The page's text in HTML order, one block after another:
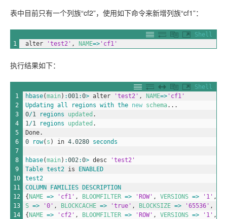
表中目前只有一个列族“cf2”，使用如下命令来新增列族“cf1”：
Shell
1
alter 'test2' , NAME=> 'cf1'
执行结果如下：
Shell
1
2
3
4
5
6
7
8
9
10
11
12
13
14
hbase(main) :001 :0> alter 'test2' , NAME=> 'cf1'
Updating all regions with the new schema. . .
0/1 regions updated .
1 /1 regions updated .
Done.
0
row( s ) in 4.0280 seconds
hbase(main) :002 :0> desc
'test2'
Table test2 is
ENABLED
test2
COLUMN FAMILIES DESCRIPTION
{NAME => 'cf1' , BLOOMFILTER => 'ROW' , VERSIONS => '1' ,
S => '0' , BLOCKCACHE => 'true' , BLOCKSIZE => '65536' ,
{NAME => 'cf2' , BLOOMFILTER => 'ROW' , VERSIONS => '1' ,